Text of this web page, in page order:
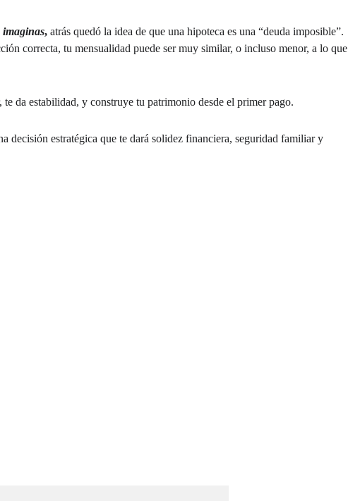
imaginas, atrás quedó la idea de que una hipoteca es una “deuda imposible”.
correcta, tu mensualidad puede ser muy similar, o incluso menor, a lo que
da estabilidad, y construye tu patrimonio desde el primer pago.
decisión estratégica que te dará solidez financiera, seguridad familiar y